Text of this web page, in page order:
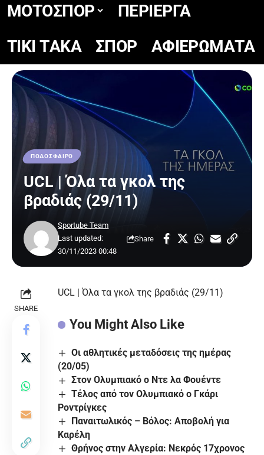
ΜΟΤΟΣΠΟΡ
ΠΕΡΙΕΡΓΑ
TIKΙ TΑΚΑ
ΣΠΟΡ ΑΦΙΕΡΩΜΑΤΑ
ΠΟΔΟΣΦΑΙΡΟ
UCL | Όλα τα γκολ της
βραδιάς (29/11)
Last updated:
30/11/2023 00:48
Sportube Team
Share
SHARE
UCL | Όλα τα γκολ της βραδιάς (29/11)
You Might Also Like
Οι αθλητικές μεταδόσεις της ημέρας
(20/05)
Στον Ολυμπιακό ο Ντε λα Φουέντε
Τέλος από τον Ολυμπιακό ο Γκάρι
Ροντρίγκες
Παναιτωλικός – Βόλος: Αποβολή για
Καρέλη
Θρήνος στην Αλγερία: Νεκρός 17χρονος